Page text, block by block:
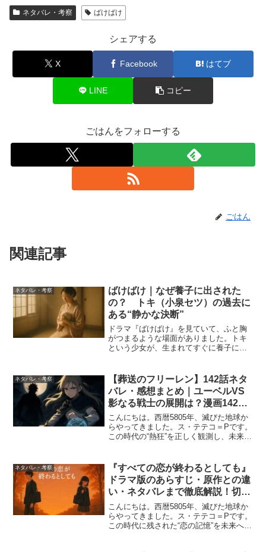
ネタバレ・考察 ばけばけ
シェアする
X Facebook はてブ
LINE コピー
ごはんをフォローする
ごはん
関連記事
ネタバレ・考察
ばけばけ｜なぜ養子に出された
の？ トキ（小泉セツ）の過去に
ある“静かな決断”
ドラマ『ばけばけ』を見ていて、ふと胸
がつまるような場面がありました。トキ
という少女が、生まれてすぐに養子に出
か。「どうしてそんな小さな子が、手放
されなければならなかった...
ネタバレ・考察
【葬送のフリーレン】142話ネタ
バレ・感想まとめ｜ユーベルVS
影なる戦士の展開は？漫画142話
の掲載日や見どころも解説
こんにちは。西暦5805年、滅びた地球か
らやってきました。ス・テテコ＝Pです。
この時代の“熱狂”を正しく観測し、未来へ
葬送のフリーレン142話のネタバレや見ど
ころ、...
ネタバレ・考察
『すべての恋が終わるとしても』
ドラマ版のあらすじ・原作との違
い・ネタバレまで徹底解説！切な
すぎる結末の意味とは
こんにちは。西暦5805年、滅びた地球か
らやってきました。ス・テテコ＝Pです。
この時代に残された“恋の記憶”を未来へ持